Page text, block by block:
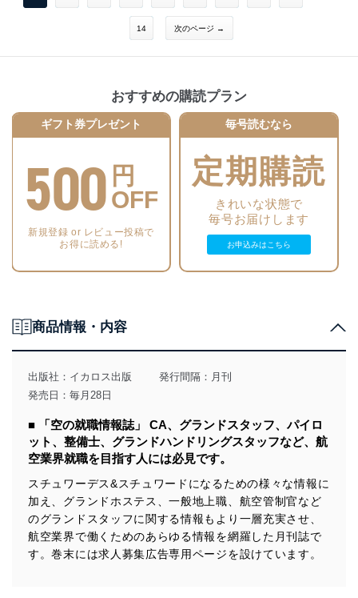
60 多彩なフィールドで活躍するスペシャリスト
66 不法入国を防いで日本の安全を守る 入国審査官
68 社会悪物品の密輸を水際で防ぐ 税関検査官
70 日本への感染症の侵入を防ぐ最前線 検疫官
72 不法入国や不法在留の外国人に対処する 入国警備官
国家公務員試験の基本と対策
記 イエローページ（募集情報） AD AD
鈴木理紗さん 活躍の舞台は空港全域 グランドスタッフの仕事を知ろう
グランドスタッフ採用会社訪問／【東京国際空港（羽田空港）】ANAエ
アポートサービス JALスカイ スカイマーク ソラシドエア 【成田国際空
空港】ANA新千歳空港 JALスカイ札幌 AIRDO 【県営名古屋空港（小牧空
港）】エスエーエス 【中部国際空港】ANA中部空港 ドリームスカイ名古
屋 【福岡空港】ANA福岡空港 JALスカイ九州 【北九州空港】スターフラ
イヤー 【那覇空港】ANA沖縄空港 JALスカイエアポート沖縄 面接対策、
企業分析、語学力etc… グランドスタッフになる方法 ちーくまin the sky
間違い探し 私らしく働けるANAグループ企業 ANAテレマートで輝く 読
者プレゼント Readers’ With（読者のお便りページ）／NOKOの笑え！受
験者 航空人WEBのご案内 外資系CA Tokoのチャットルーム CA＆グラン
ドスタッフ 筆記試験講座／国語／英語／社会／理数 バックナンバーコレ
クション 次号予告／編集後記 イエローページ（募集情報） AD AD
14 次のページ →
おすすめの購読プラン
ギフト券プレゼント
500 円
OFF
新規登録 or レビュー投稿で
お得に読める!
毎号読むなら
定期購読
きれいな状態で
毎号お届けします
お申込みはこちら
商品情報・内容
出版社： イカロス出版
発行間隔：月刊
発売日：毎月28日
■ 「空の就職情報誌」 CA、グランドスタッフ、パイロ
ット、整備士、グランドハンドリングスタッフなど、航
空業界就職を目指す人には必見です。
スチュワーデス&スチュワードになるための様々な情報に
加え、グランドホステス、一般地上職、航空管制官など
のグランドスタッフに関する情報もより一層充実させ、
航空業界で働くためのあらゆる情報を網羅した月刊誌で
す。巻末には求人募集広告専用ページを設けています。